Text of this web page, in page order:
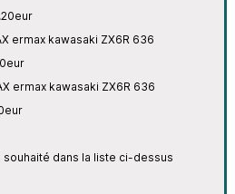
ermax kawasaki ZX6R 636
ermax kawasaki ZX6R 636
dans la liste ci-dessus